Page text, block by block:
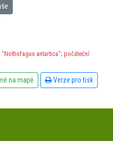
"Nothofagus antartica"; počáteční
na mapě Verze pro tisk